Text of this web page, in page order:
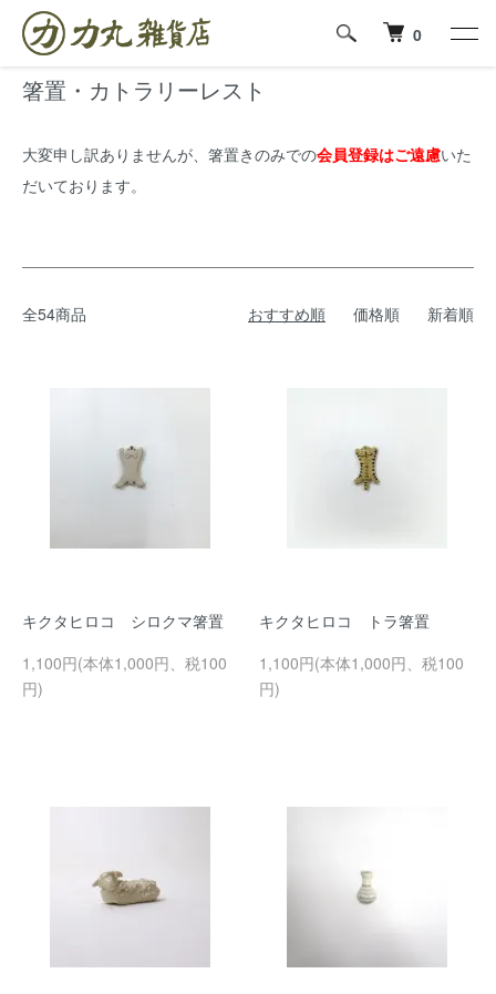
0
ホーム 箸置・カトラリーレスト
箸置・カトラリーレスト
大変申し訳ありませんが、箸置きのみでの会員登録はご遠慮いた
だいております。
全54商品 おすすめ順 価格順 新着順
キクタヒロコ シロクマ箸置
1,100円(本体1,000円、税100
円)
キクタヒロコ トラ箸置
1,100円(本体1,000円、税100
円)